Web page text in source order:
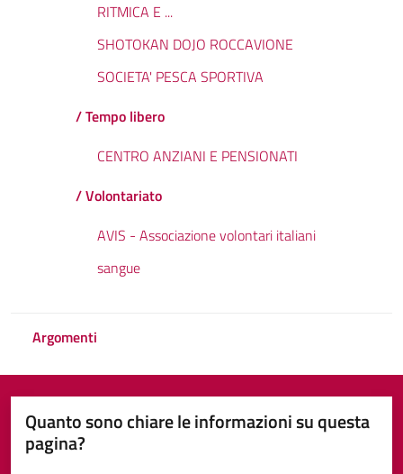
RITMICA E ...
SHOTOKAN DOJO ROCCAVIONE
SOCIETA' PESCA SPORTIVA
/ Tempo libero
CENTRO ANZIANI E PENSIONATI
/ Volontariato
AVIS - Associazione volontari italiani
sangue
Argomenti
Quanto sono chiare le informazioni su questa
pagina?